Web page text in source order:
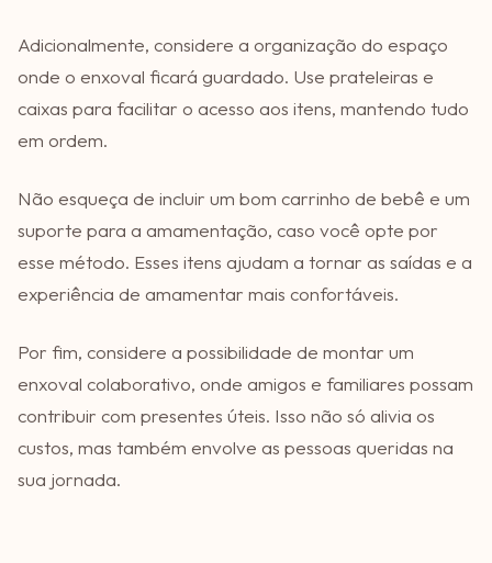
Adicionalmente, considere a organização do espaço
onde o enxoval ficará guardado. Use prateleiras e
caixas para facilitar o acesso aos itens, mantendo tudo
em ordem.
Não esqueça de incluir um bom carrinho de bebê e um
suporte para a amamentação, caso você opte por
esse método. Esses itens ajudam a tornar as saídas e a
experiência de amamentar mais confortáveis.
Por fim, considere a possibilidade de montar um
enxoval colaborativo, onde amigos e familiares possam
contribuir com presentes úteis. Isso não só alivia os
custos, mas também envolve as pessoas queridas na
sua jornada.